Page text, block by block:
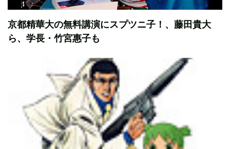
京都精華大の無料講演にスプツニ子！、藤田貴大
ら、学長・竹宮惠子も